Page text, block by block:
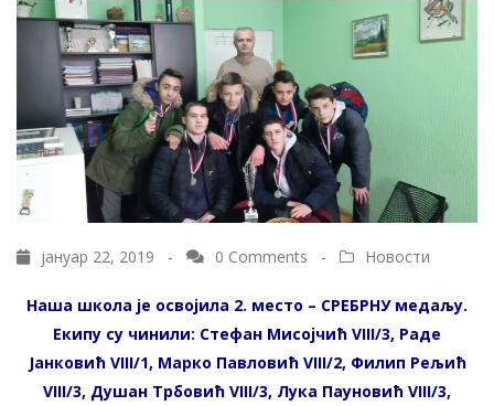
јануар 22, 2019 - 0 Comments - Новости
Наша школа је освојила 2. место – СРЕБРНУ медаљу.
Екипу су чинили: Стефан Мисојчић VIII/3, Раде
Јанковић VIII/1, Марко Павловић VIII/2, Филип Рељић
VIII/3, Душан Трбовић VIII/3, Лука Пауновић VIII/3,